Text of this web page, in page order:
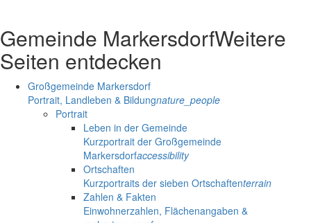
Gemeinde MarkersdorfWeitere
Seiten entdecken
Großgemeinde Markersdorf
Portrait, Landleben & Bildungnature_people
Portrait
Leben in der Gemeinde
Kurzportrait der Großgemeinde
Markersdorfaccessibility
Ortschaften
Kurzportraits der sieben Ortschaftenterrain
Zahlen & Fakten
Einwohnerzahlen, Flächenangaben &